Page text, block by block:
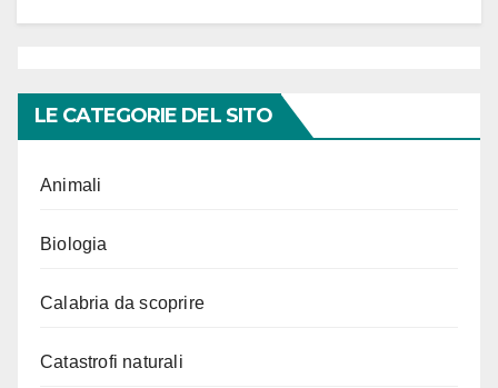
LE CATEGORIE DEL SITO
Animali
Biologia
Calabria da scoprire
Catastrofi naturali